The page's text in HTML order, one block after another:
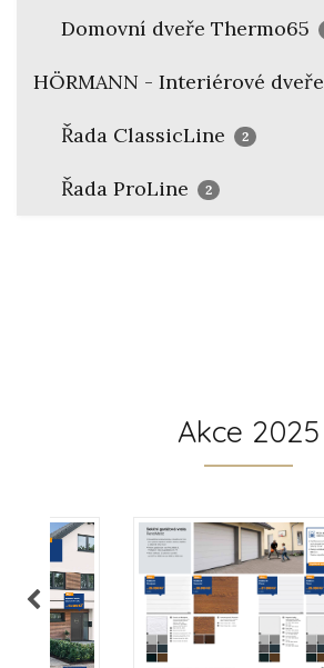
Domovní dveře Thermo65
HÖRMANN - Interiérové dveře
Řada ClassicLine 2
Řada ProLine 2
Akce 2025